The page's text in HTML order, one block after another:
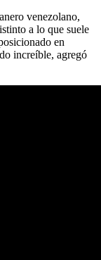
venezolano,
a lo que suele
en
increíble, agregó